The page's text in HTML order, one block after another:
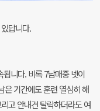
답니다.
니다. 비록 7남매중 넷이
은 기간에도 훈련 열심히 해
고 안내견 탈락하더라도 여